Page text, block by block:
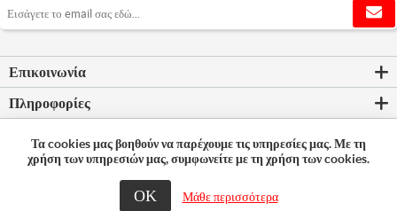
Επικοινωνία
Πληροφορίες
Ο λογαριασμός μου
© 2026 Bookleader
Τα cookies μας βοηθούν να παρέχουμε τις υπηρεσίες μας. Με τη
χρήση των υπηρεσιών μας, συμφωνείτε με τη χρήση των cookies.
ΟΚ Μάθε περισσότερα